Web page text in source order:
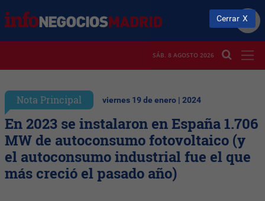
SÁB. 8 AGOSTO 2026
Nota Principal viernes 19 de enero | 2024
En 2023 se instalaron en España 1.706
MW de autoconsumo fotovoltaico (y
el autoconsumo industrial fue el que
más creció el pasado año)
Cerrar